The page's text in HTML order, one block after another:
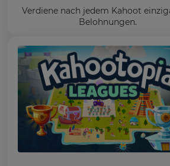
Verdiene nach jedem Kahoot
Belohnungen.